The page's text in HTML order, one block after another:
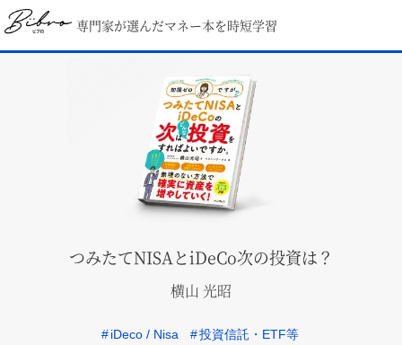
専門家が選んだマネー本を時短学習
つみたてNISAとiDeCo次の投資は？
横山 光昭
#iDeco / Nisa #投資信託・ETF等